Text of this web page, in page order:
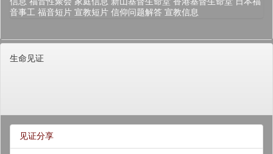
音事工 福音短片 宣教短片 信仰问题解答 宣教信息
生命见证
见证分享